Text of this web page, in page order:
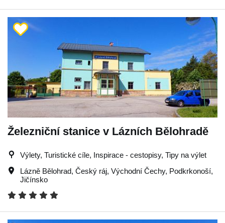
Železniční stanice v Lázních Bělohradě
Výlety, Turistické cíle, Inspirace - cestopisy, Tipy na výlet
Lázně Bělohrad, Český ráj, Východní Čechy, Podkrkonoší,
Jičínsko